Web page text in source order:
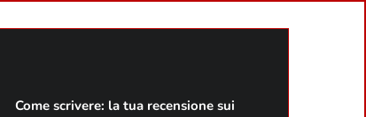
Come scrivere: la tua recensione sui